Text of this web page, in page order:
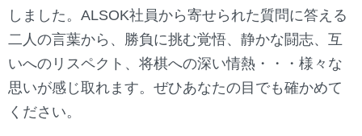
しました。ALSOK社員から寄せられた質問に答える
二人の言葉から、勝負に挑む覚悟、静かな闘志、互
いへのリスペクト、将棋への深い情熱・・・様々な
思いが感じ取れます。ぜひあなたの目でも確かめて
ください。